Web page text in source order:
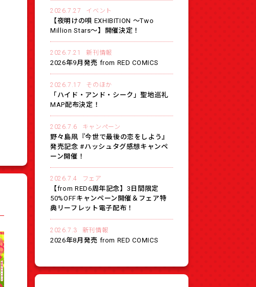
2026.7.27 イベント
【夜明けの唄 EXHIBITION 〜Two
Million Stars〜】開催決定！
2026.7.21 新刊情報
2026年9月発売 from RED COMICS
2026.7.17 そのほか
「ハイド・アンド・シーク」聖地巡礼
MAP配布決定！
2026.7.6 キャンペーン
野々島凧『今世で最後の恋をしよう』
発売記念 #ハッシュタグ感想キャンペ
ーン開催！
2026.7.4 フェア
【from RED6周年記念】3日間限定
50%OFFキャンペーン開催＆フェア特
典リーフレット電子配布！
2026.7.3 新刊情報
2026年8月発売 from RED COMICS